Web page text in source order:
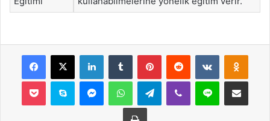
Facebook
X LinkedInTumblr PinterestReddit VKontakte
Pocket Skype MessengerWhatsAppTelegramViber Line E-Posta ile
Yazdır